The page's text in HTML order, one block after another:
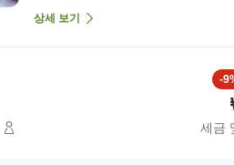
상세 보기
-9
세금